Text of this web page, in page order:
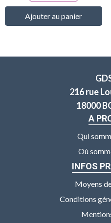
Ajouter au panier
216 rue
18000
A
Qui
Où
INFOS
Moyens
Conditions